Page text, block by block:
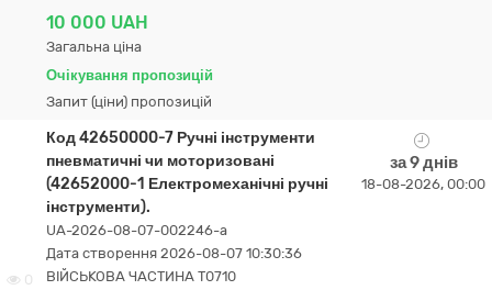
10 000 UAH
Загальна ціна
Очікування пропозицій
Запит (ціни) пропозицій
0
Код 42650000-7 Ручні інструменти
пневматичні чи моторизовані
(42652000-1 Електромеханічні ручні
інструменти).
UA-2026-08-07-002246-a
Дата створення 2026-08-07 10:30:36
ВІЙСЬКОВА ЧАСТИНА Т0710
за 9 днів
18-08-2026, 00:00